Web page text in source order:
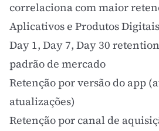
correlaciona com maior
Aplicativos e Produtos Digitais
Day 1, Day 7, Day 30
padrão de mercado
Retenção por versão do app
atualizações)
Retenção por canal de